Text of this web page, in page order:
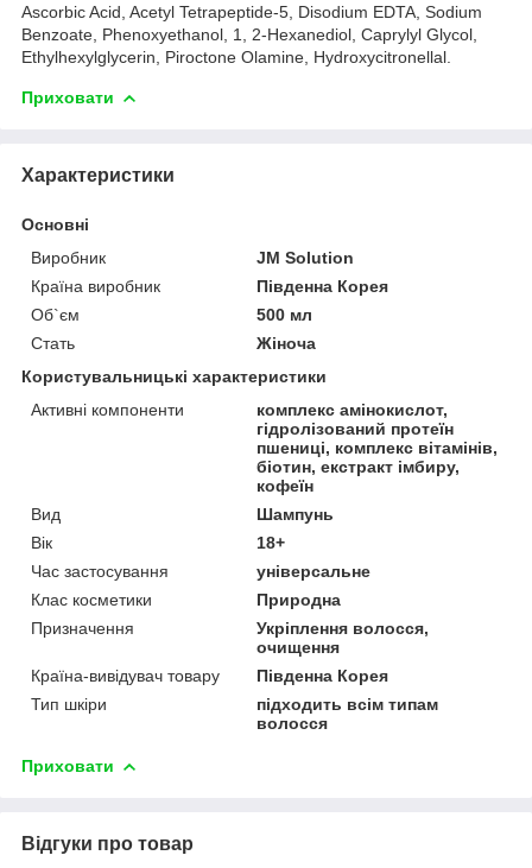
Ascorbic Acid, Acetyl Tetrapeptide-5, Disodium EDTA, Sodium
Benzoate, Phenoxyethanol, 1, 2-Hexanediol, Caprylyl Glycol,
Ethylhexylglycerin, Piroctone Olamine, Hydroxycitronellal.
Приховати
Характеристики
Основні
Виробник
JM Solution
Країна виробник
Південна Корея
Об`єм
500 мл
Стать
Жіноча
Користувальницькі характеристики
Активні компоненти
комплекс амінокислот,
гідролізований протеїн
пшениці, комплекс вітамінів,
біотин, екстракт імбиру,
кофеїн
Вид
Шампунь
Вік
18+
Час застосування
універсальне
Клас косметики
Природна
Призначення
Укріплення волосся,
очищення
Країна-вивідувач товару
Південна Корея
Тип шкіри
підходить всім типам
волосся
Приховати
Відгуки про товар